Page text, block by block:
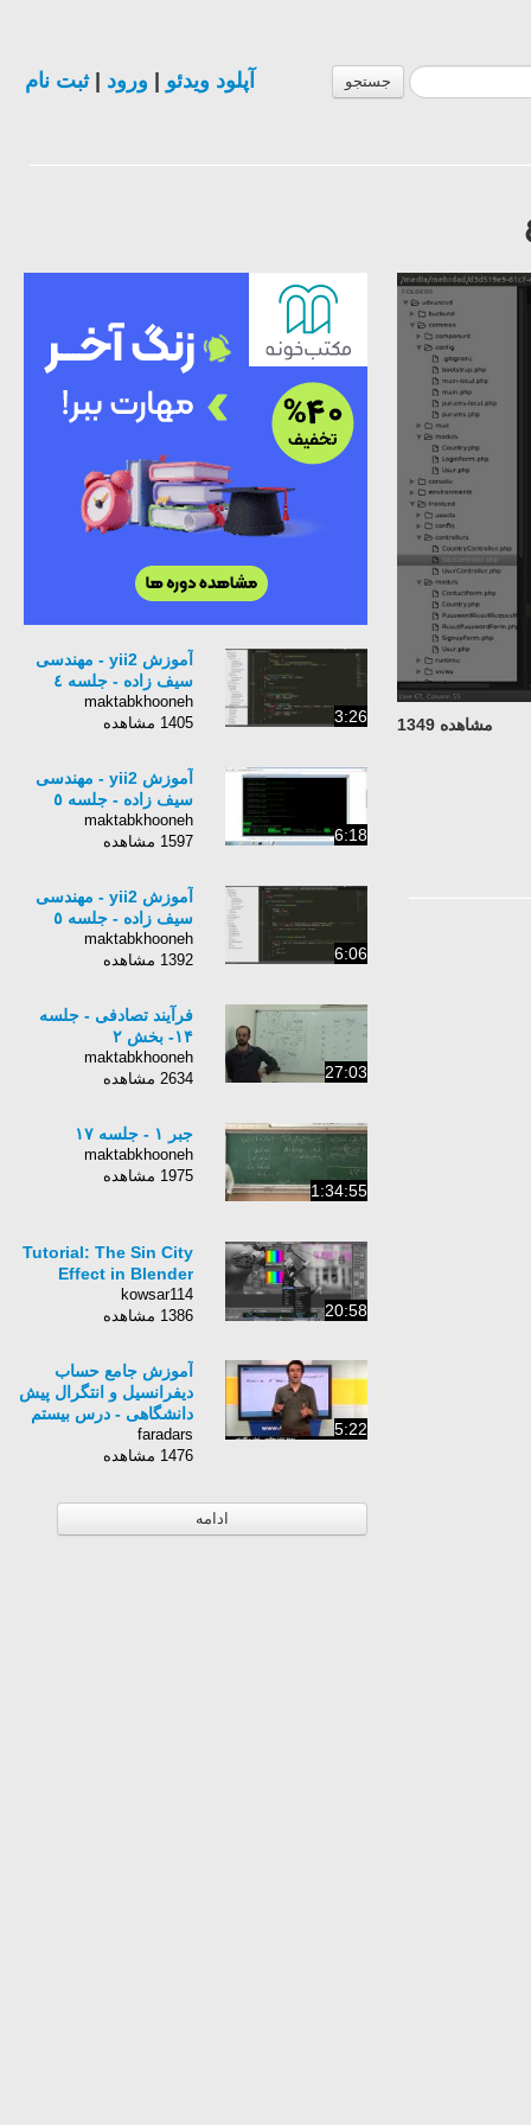
جستجو آپلود ویدئو ورود |ثبت نام
مشاهده 1349 3:26
آموزش yii2 - مهندسی
سیف زاده - جلسه ٤
maktabkhooneh
1405 مشاهده
6:18
آموزش yii2 - مهندسی
سیف زاده - جلسه ٥
maktabkhooneh
1597 مشاهده
6:06
آموزش yii2 - مهندسی
سیف زاده - جلسه ٥
maktabkhooneh
1392 مشاهده
27:03
فرآیند تصادفی - جلسه
۱۴- بخش ۲
maktabkhooneh
2634 مشاهده
1:34:55
جبر ۱ - جلسه ۱۷
maktabkhooneh
1975 مشاهده
20:58
Tutorial: The Sin City
Effect in Blender
kowsar114
1386 مشاهده
5:22
آموزش جامع حساب
دیفرانسیل و انتگرال پیش
دانشگاهی - درس بیستم
faradars
1476 مشاهده
ادامه